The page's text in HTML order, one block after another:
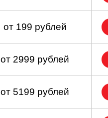
от 199 рублей
от 2999 рублей
от 5199 рублей